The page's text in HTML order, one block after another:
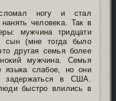
ногу и стал
человека. Так в
мужчина тридцати
сын (мне тогда было
другая семья более
мужчина. Семья
языка слабое, но они
задержаться в США.
быстро влились в